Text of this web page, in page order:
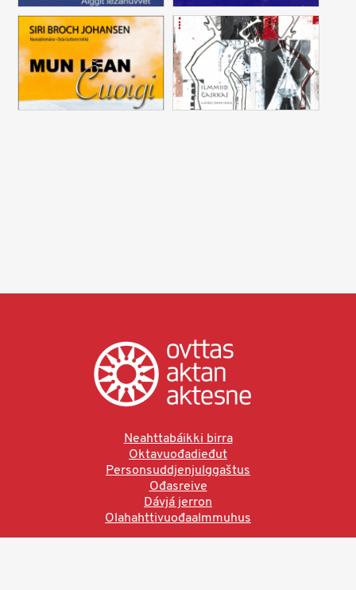
Neahttabáikki birra
Oktavuođadieđut
Personsuddjenjulggaštus
Ođasreive
Dávjá jerron
Olahahttivuođaalmmuhus